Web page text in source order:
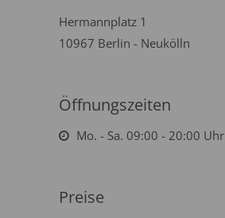
Hermannplatz 1
10967 Berlin - Neukölln
Öffnungszeiten
Mo. - Sa. 09:00 - 20:00 Uhr
Preise